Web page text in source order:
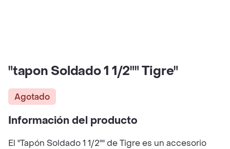
"tapon Soldado 1 1/2"" Tigre"
Agotado
Información del producto
El "Tapón Soldado 1 1/2"" de Tigre es un accesorio